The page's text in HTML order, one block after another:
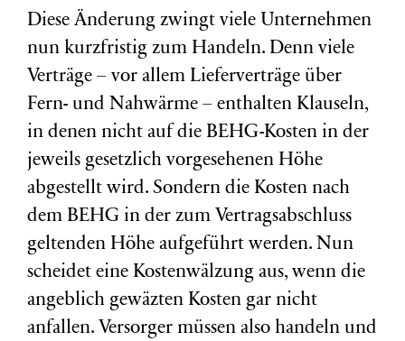
Diese Änderung zwingt viele Unternehmen
nun kurzfristig zum Handeln. Denn viele
Verträge – vor allem Lieferverträge über
Fern- und Nahwärme – enthalten Klauseln,
in denen nicht auf die BEHG-Kosten in der
jeweils gesetzlich vorgesehenen Höhe
abgestellt wird. Sondern die Kosten nach
dem BEHG in der zum Vertragsabschluss
geltenden Höhe aufgeführt werden. Nun
scheidet eine Kostenwälzung aus, wenn die
angeblich gewäzten Kosten gar nicht
anfallen. Versorger müssen also handeln und